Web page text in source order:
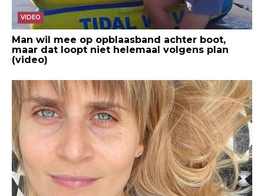
VIDEO
Man wil mee op opblaasband achter boot,
maar dat loopt niet helemaal volgens plan
(video)